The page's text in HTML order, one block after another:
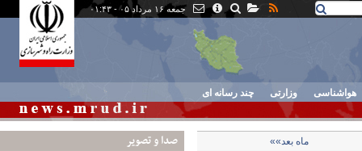
جمعه ۱۶ مرداد ۰۵ - ۰۱:۴۳
هواشناسی وزارتی چند رسانه ای
صدا و تصوير ماه بعد»»